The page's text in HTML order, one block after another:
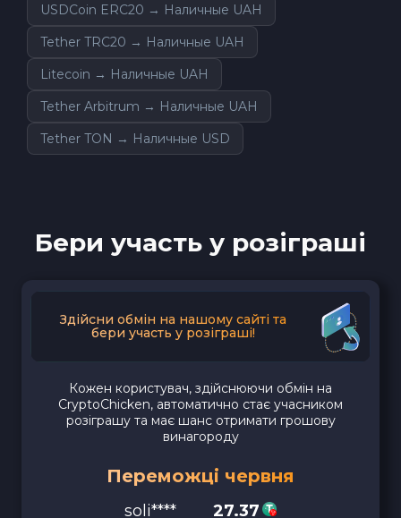
USDCoin ERC20 → Наличные UAH
Tether TRC20 → Наличные UAH
Litecoin → Наличные UAH
Tether Arbitrum → Наличные UAH
Tether TON → Наличные USD
Бери участь у розіграші
Здійсни обмін на нашому сайті та
бери участь у розіграші!
Кожен користувач, здійснюючи обмін на
CryptoChicken, автоматично стає учасником
розіграшу та має шанс отримати грошову
винагороду
Переможці червня
soli**** 27.37